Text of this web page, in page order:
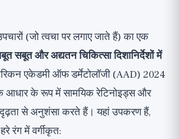
(जो त्वचा पर लगाए जाते हैं) का एक
सबूत और अद्यतन चिकित्सा दिशानिर्देशों में
एकेडमी ऑफ डर्मेटोलॉजी (AAD) 2024
आधार के रूप में सामयिक रेटिनोइड्स और
दृढ़ता से अनुशंसा करते हैं। यहां उपकरण हैं,
रंग में वर्गीकृत: